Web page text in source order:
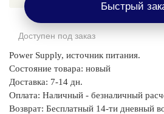
Доступен под заказ
Power Supply, источник питания.
Состояние товара: новый
Доставка: 7-14 дн.
Оплата: Наличный - безналичный
Возврат: Бесплатный 14-ти дневный
Быстрый